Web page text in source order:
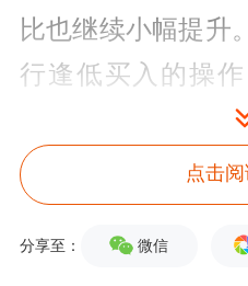
比也继续小幅提升
行逢低买入的操
随着4月以来市场
的投资收益也有了
点击
分享至： 微信